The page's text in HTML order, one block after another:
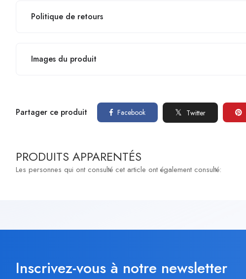
Politique de retours
Images du produit
Partager ce produit Facebook Twitter
PRODUITS APPARENTÉS
Les personnes qui ont consulté cet article ont également consulté:
Inscrivez-vous à notre newsletter